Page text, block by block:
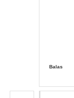
Balas